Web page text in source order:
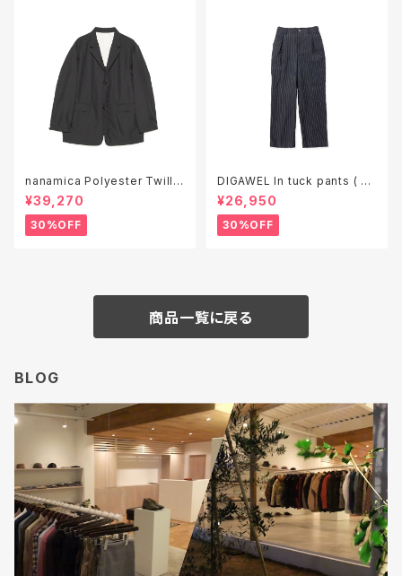
nanamica Polyester Twill
Club Jacket ( S26SA050 )
¥39,270
30%OFF
DIGAWEL In tuck pants ( ga
rment wash )
¥26,950
30%OFF
商品一覧に戻る
BLOG